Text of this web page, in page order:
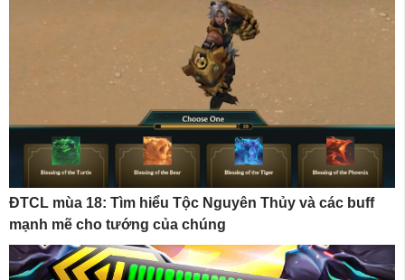
ĐTCL mùa 18: Tìm hiểu Tộc Nguyên Thủy và các buff
mạnh mẽ cho tướng của chúng